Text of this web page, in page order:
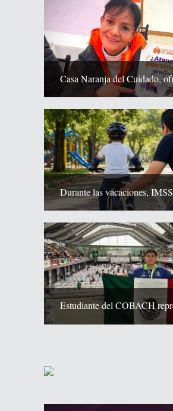
Casa Naranja del Cuidado,
Durante las vacaciones,
Estudiante del COBACH